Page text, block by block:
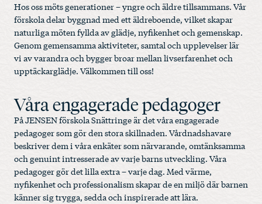
Hos oss möts generationer – yngre och äldre tillsammans. Vår
förskola delar byggnad med ett äldreboende, vilket skapar
naturliga möten fyllda av glädje, nyfikenhet och gemenskap.
Genom gemensamma aktiviteter, samtal och upplevelser lär
vi av varandra och bygger broar mellan livserfarenhet och
upptäckarglädje. Välkommen till oss!
Våra engagerade pedagoger
På JENSEN förskola Snättringe är det våra engagerade
pedagoger som gör den stora skillnaden. Vårdnadshavare
beskriver dem i våra enkäter som närvarande, omtänksamma
och genuint intresserade av varje barns utveckling. Våra
pedagoger gör det lilla extra – varje dag. Med värme,
nyfikenhet och professionalism skapar de en miljö där barnen
känner sig trygga, sedda och inspirerade att lära.